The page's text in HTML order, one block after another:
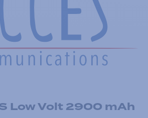
Low Volt 2900 mAh